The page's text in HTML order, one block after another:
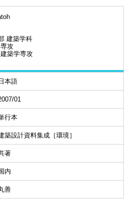
建築学科
攻
築学専攻
日本語
01
行本
築設計資料集成［環境］
著
内
善